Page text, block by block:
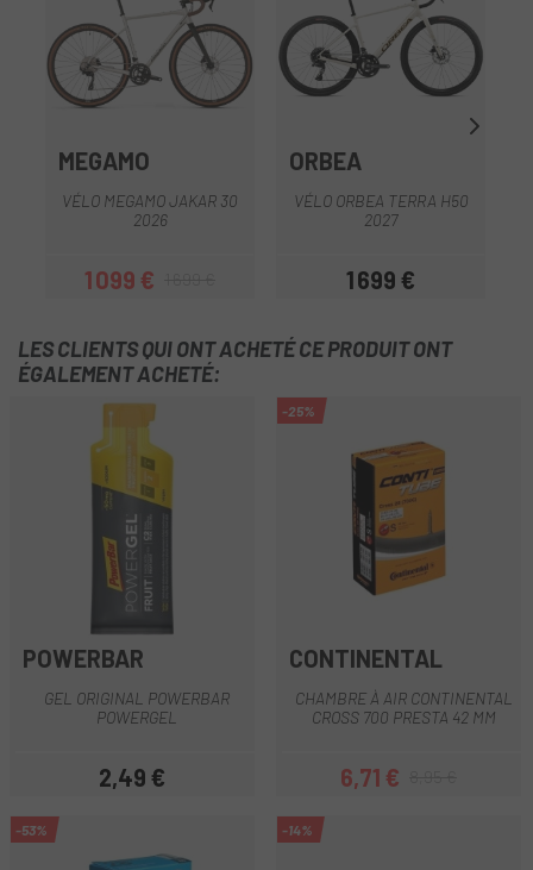
MEGAMO
VÉLO MEGAMO JAKAR 30
2026
Prix
1 099 €Prix habituel
ORBEA
VÉLO ORBEA TERRA H50
2027
Prix
1 699 €
LES CLIENTS QUI ONT ACHETÉ CE PRODUIT ONT
ÉGALEMENT ACHETÉ:
POWERBAR
GEL ORIGINAL POWERBAR
POWERGEL
Prix
2,49 €
-25%
CONTINENTAL
CHAMBRE À AIR CONTINENTAL
CROSS 700 PRESTA 42 MM
Prix
6,71 €Prix habituel
-53% -14%